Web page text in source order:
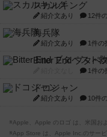
スカルキング
紹介文あり 12件
海兵隊
紹介文あり 1件の
Bitter End ブタペ
1件の
ドコジャン
紹介文あり 10件
※Apple、Apple のロゴ は、米国お
※App Store は、Apple Inc.のサービ